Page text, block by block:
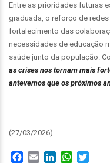
Entre as prioridades futuras
graduada, o reforço de
fortalecimento das
necessidades de educação
saúde junto da população.
as crises nos tornam mais
antevemos que os próximos
(27/03/2026)
Facebook
Email LinkedInWhatsApp